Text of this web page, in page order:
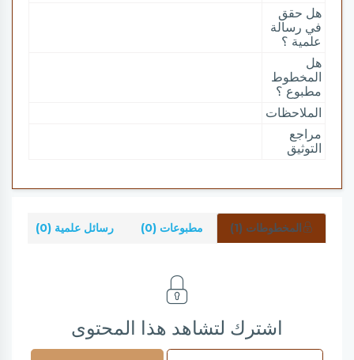
هل حقق
في رسالة
علمية ؟
هل
المخطوط
مطبوع ؟
الملاحظات
مراجع
التوثيق
المخطوطات (1) مطبوعات (0) رسائل علمية (0)
اشترك لتشاهد هذا المحتوى